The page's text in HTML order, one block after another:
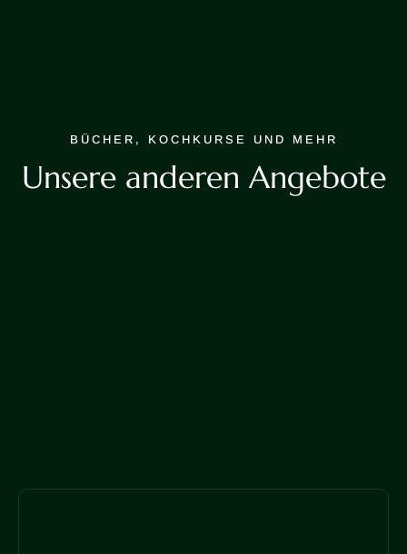
BÜCHER, KOCHKURSE UND MEHR
Unsere anderen Angebote